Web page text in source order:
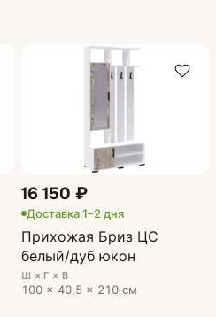
16 150 ₽
Доставка 1–2 дня
Прихожая Бриз ЦС
белый/дуб юкон
Ш × Г × В
100 × 40,5 × 210 см